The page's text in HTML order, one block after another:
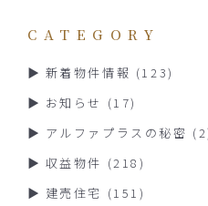
CATEGORY
新着物件情報 (123)
お知らせ (17)
アルファプラスの秘密
収益物件 (218)
建売住宅 (151)